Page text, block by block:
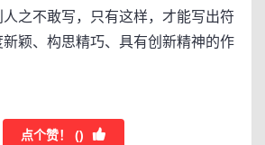
之不敢写，只有这样，才能写出符
颖、构思精巧、具有创新精神的作
点个赞！ ()